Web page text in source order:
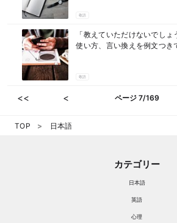
敬語
「教えていただけないでしょ
使い方、言い換えを例文つき
敬語
ページ 7/169
<< <
TOP 日本語
カテゴリー
日本語
英語
心理